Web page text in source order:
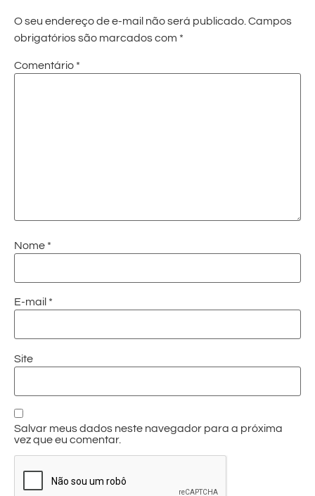
O seu endereço de e-mail não será publicado. Campos
obrigatórios são marcados com *
Comentário *
Nome *
E-mail *
Site
Salvar meus dados neste navegador para a próxima
vez que eu comentar.